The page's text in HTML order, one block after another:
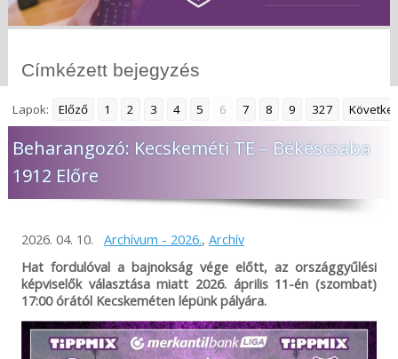
Címkézett bejegyzés
Lapok: Előző 1 2 3 4 5 6 7 8 9 327
Beharangozó: Kecskeméti TE – Békéscsaba
1912 Előre
2026. 04. 10. Archívum - 2026., Archív
Hat fordulóval a bajnokság vége előtt, az országgyűlési
képviselők választása miatt 2026. április 11-én (szombat)
17:00 órától Kecskeméten lépünk pályára.